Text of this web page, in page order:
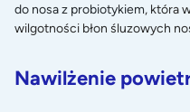
do nosa z probiotykiem, która
wilgotności błon śluzowych
Nawilżenie